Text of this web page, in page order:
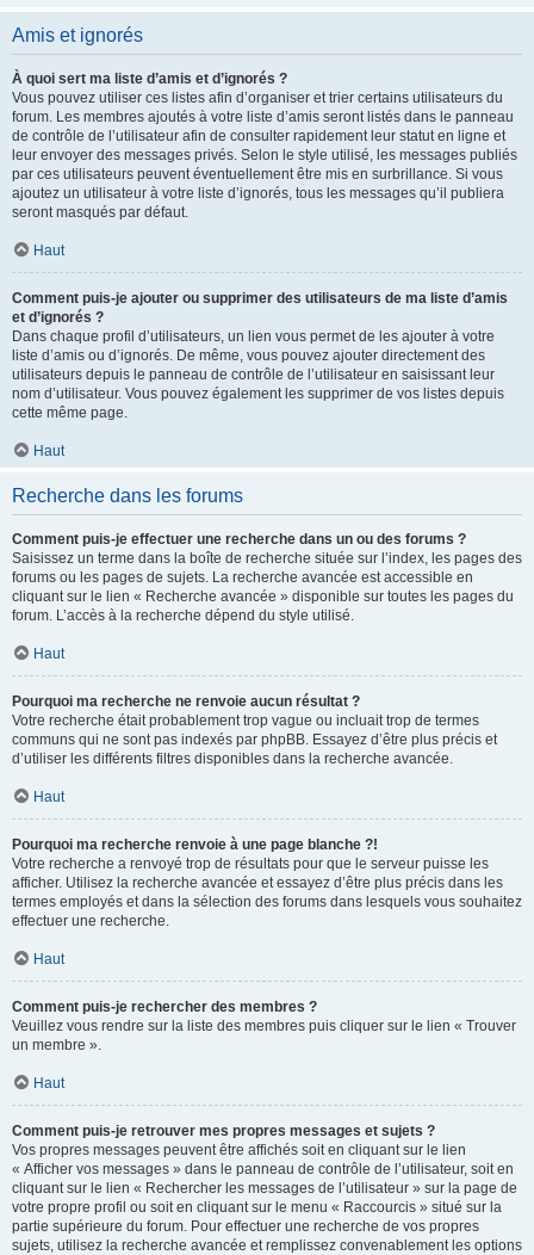
Amis et ignorés
À quoi sert ma liste d’amis et d’ignorés ?
Vous pouvez utiliser ces listes afin d’organiser et trier certains utilisateurs du
forum. Les membres ajoutés à votre liste d’amis seront listés dans le panneau
de contrôle de l’utilisateur afin de consulter rapidement leur statut en ligne et
leur envoyer des messages privés. Selon le style utilisé, les messages publiés
par ces utilisateurs peuvent éventuellement être mis en surbrillance. Si vous
ajoutez un utilisateur à votre liste d’ignorés, tous les messages qu’il publiera
seront masqués par défaut.
Haut
Comment puis-je ajouter ou supprimer des utilisateurs de ma liste d’amis
et d’ignorés ?
Dans chaque profil d’utilisateurs, un lien vous permet de les ajouter à votre
liste d’amis ou d’ignorés. De même, vous pouvez ajouter directement des
utilisateurs depuis le panneau de contrôle de l’utilisateur en saisissant leur
nom d’utilisateur. Vous pouvez également les supprimer de vos listes depuis
cette même page.
Haut
Recherche dans les forums
Comment puis-je effectuer une recherche dans un ou des forums ?
Saisissez un terme dans la boîte de recherche située sur l’index, les pages des
forums ou les pages de sujets. La recherche avancée est accessible en
cliquant sur le lien « Recherche avancée » disponible sur toutes les pages du
forum. L’accès à la recherche dépend du style utilisé.
Haut
Pourquoi ma recherche ne renvoie aucun résultat ?
Votre recherche était probablement trop vague ou incluait trop de termes
communs qui ne sont pas indexés par phpBB. Essayez d’être plus précis et
d’utiliser les différents filtres disponibles dans la recherche avancée.
Haut
Pourquoi ma recherche renvoie à une page blanche ?!
Votre recherche a renvoyé trop de résultats pour que le serveur puisse les
afficher. Utilisez la recherche avancée et essayez d’être plus précis dans les
termes employés et dans la sélection des forums dans lesquels vous souhaitez
effectuer une recherche.
Haut
Comment puis-je rechercher des membres ?
Veuillez vous rendre sur la liste des membres puis cliquer sur le lien « Trouver
un membre ».
Haut
Comment puis-je retrouver mes propres messages et sujets ?
Vos propres messages peuvent être affichés soit en cliquant sur le lien
« Afficher vos messages » dans le panneau de contrôle de l’utilisateur, soit en
cliquant sur le lien « Rechercher les messages de l’utilisateur » sur la page de
votre propre profil ou soit en cliquant sur le menu « Raccourcis » situé sur la
partie supérieure du forum. Pour effectuer une recherche de vos propres
sujets, utilisez la recherche avancée et remplissez convenablement les options